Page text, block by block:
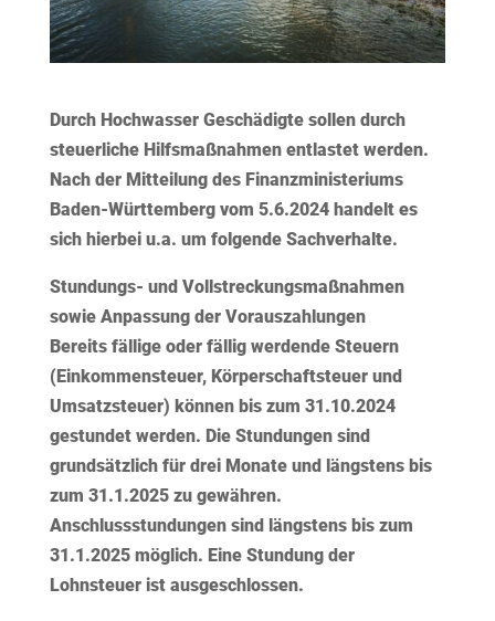
Durch Hochwasser Geschädigte sollen durch
steuerliche Hilfsmaßnahmen entlastet werden.
Nach der Mitteilung des Finanzministeriums
Baden-Württemberg vom 5.6.2024 handelt es
sich hierbei u.a. um folgende Sachverhalte.
Stundungs- und Vollstreckungsmaßnahmen
sowie Anpassung der Vorauszahlungen
Bereits fällige oder fällig werdende Steuern
(Einkommensteuer, Körperschaftsteuer und
Umsatzsteuer) können bis zum 31.10.2024
gestundet werden. Die Stundungen sind
grundsätzlich für drei Monate und längstens bis
zum 31.1.2025 zu gewähren.
Anschlussstundungen sind längstens bis zum
31.1.2025 möglich. Eine Stundung der
Lohnsteuer ist ausgeschlossen.